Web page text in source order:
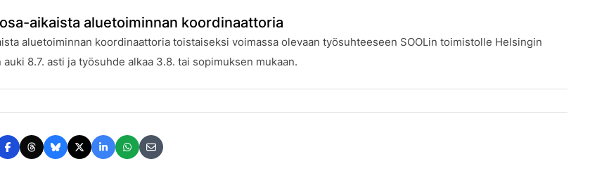
aikaista aluetoiminnan koordinaattoria
aluetoiminnan koordinaattoria toistaiseksi voimassa olevaan työsuhteeseen SOOLin toimistolle Helsingin
auki 8.7. asti ja työsuhde alkaa 3.8. tai sopimuksen mukaan.
Jaa Facebookissa
Jaa Threadsissa
Jaa Blueskyssä
Jaa Twitterissä
Jaa LinkedInissä
Jaa WhatsAppissa
Jaa sähköpostitse